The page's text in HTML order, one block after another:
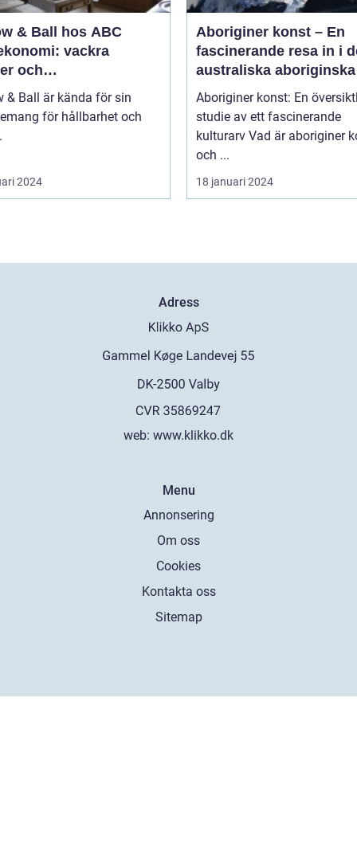
& Ball hos ABC
vackra
och
& Ball är kända för sin
för hållbarhet och
2024
Aboriginer konst – En
fascinerande resa in i
australiska aboriginska
kulturarvet
Aboriginer konst: En
studie av ett fascinerande
kulturarv Vad är aboriginer konst
och ...
18 januari 2024
Adress
web: www.klikko.dk
Menu
Annonsering
Om oss
Cookies
Kontakta oss
Sitemap